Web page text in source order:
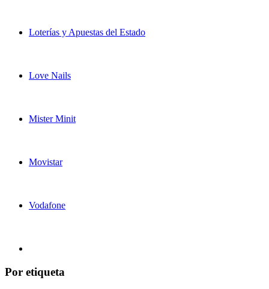
Loterías y Apuestas del Estado
Love Nails
Mister Minit
Movistar
Vodafone
Por etiqueta